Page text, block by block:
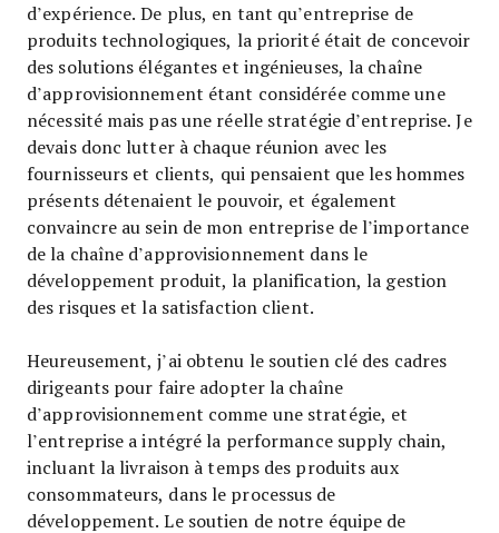
d’expérience. De plus, en tant qu’entreprise de
produits technologiques, la priorité était de concevoir
des solutions élégantes et ingénieuses, la chaîne
d’approvisionnement étant considérée comme une
nécessité mais pas une réelle stratégie d’entreprise. Je
devais donc lutter à chaque réunion avec les
fournisseurs et clients, qui pensaient que les hommes
présents détenaient le pouvoir, et également
convaincre au sein de mon entreprise de l’importance
de la chaîne d’approvisionnement dans le
développement produit, la planification, la gestion
des risques et la satisfaction client.
Heureusement, j’ai obtenu le soutien clé des cadres
dirigeants pour faire adopter la chaîne
d’approvisionnement comme une stratégie, et
l’entreprise a intégré la performance supply chain,
incluant la livraison à temps des produits aux
consommateurs, dans le processus de
développement. Le soutien de notre équipe de